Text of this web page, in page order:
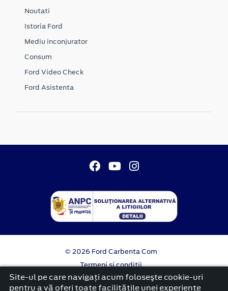
Noutati
Istoria Ford
Mediu inconjurator
Consum
Ford Video Check
Ford Asistenta
© 2026 Ford Carbenta Com
Termeni si conditii
Confidentialitate
Politica cookies
Site-ul pe care navigați acum foloseşte cookie-uri
pentru a vă oferi toate facilitățile unei experiențe